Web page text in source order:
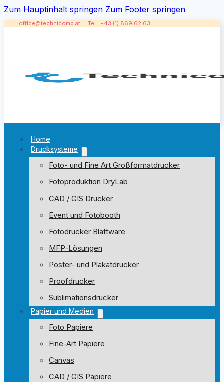
Zum Hauptinhalt springen Zum Footer springen
office@technicomp.at Tel.: +43 (1) 869 62 63
Home
Drucksysteme
Foto- und Fine Art Großformatdrucker
Fotoproduktion DryLab
CAD / GIS Drucker
Event und Fotobooth
Fotodrucker Blattware
MFP-Lösungen
Poster- und Plakatdrucker
Proofdrucker
Sublimationsdrucker
Papier und Medien
Foto Papiere
Fine-Art Papiere
Canvas
CAD / GIS Papiere